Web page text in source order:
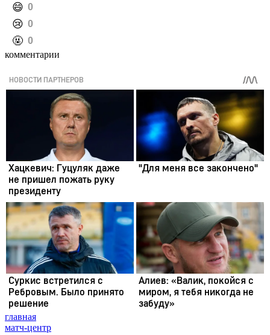
️😄 0
️😢 0
️🤬 0
комментарии
главная
матч-центр